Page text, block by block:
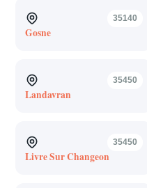
35140
Gosne
35450
Landavran
35450
Livre Sur Changeon